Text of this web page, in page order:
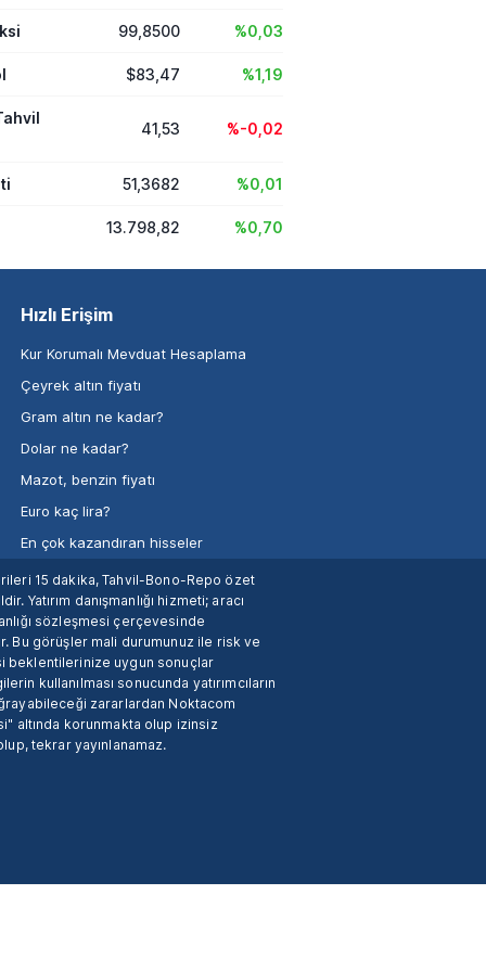
99,8500 %0,03
$83,47 %1,19
41,53 %-0,02
51,3682 %0,01
13.798,82 %0,70
Hızlı Erişim
Kur Korumalı Mevduat Hesaplama
Çeyrek altın fiyatı
Gram altın ne kadar?
Dolar ne kadar?
Mazot, benzin fiyatı
Euro kaç lira?
En çok kazandıran hisseler
15 dakika, Tahvil-Bono-Repo özet
Yatırım danışmanlığı hizmeti; aracı
sözleşmesi çerçevesinde
Bu görüşler mali durumunuz ile risk ve
beklentilerinize uygun sonuçlar
kullanılması sonucunda yatırımcıların
zararlardan Noktacom
altında korunmakta olup izinsiz
tekrar yayınlanamaz.